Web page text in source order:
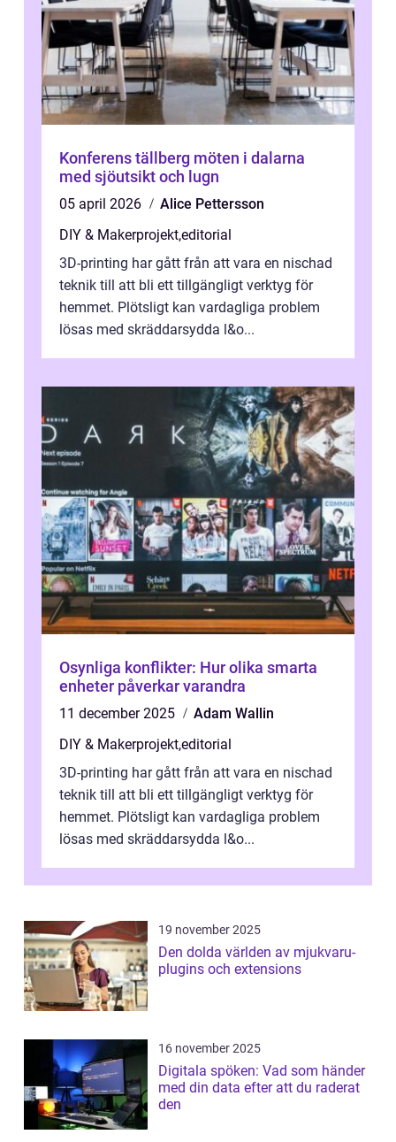
Konferens tällberg möten i dalarna
med sjöutsikt och lugn
05 april 2026
Alice Pettersson
DIY & Makerprojekt,editorial
3D-printing har gått från att vara en nischad
teknik till att bli ett tillgängligt verktyg för
hemmet. Plötsligt kan vardagliga problem
lösas med skräddarsydda l&o...
Osynliga konflikter: Hur olika smarta
enheter påverkar varandra
11 december 2025
Adam Wallin
DIY & Makerprojekt,editorial
3D-printing har gått från att vara en nischad
teknik till att bli ett tillgängligt verktyg för
hemmet. Plötsligt kan vardagliga problem
lösas med skräddarsydda l&o...
19 november 2025
Den dolda världen av mjukvaru-
plugins och extensions
16 november 2025
Digitala spöken: Vad som händer
med din data efter att du raderat
den